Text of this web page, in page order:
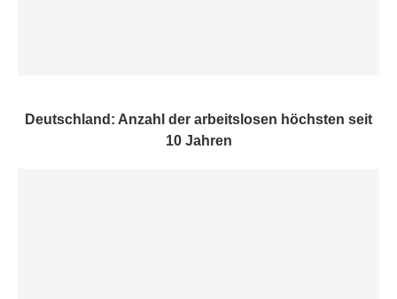
Deutschland: Anzahl der arbeitslosen höchsten seit
10 Jahren